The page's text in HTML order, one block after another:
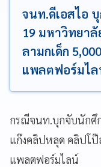
จนท.ดีเอสไอ
19 มหาวิทยา
ลามกเด็ก
แพลตฟอร์มไ
กรณีจนท.บุกจับนักศึ
แก๊งคลิปหลุด คลิปโ
แพลตฟอร์มไลน์